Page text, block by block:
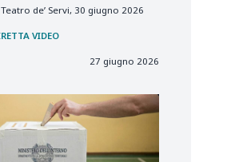
de’ Servi, 30 giugno 2026
VIDEO
27 giugno 2026